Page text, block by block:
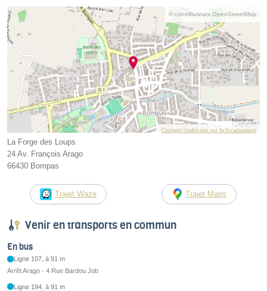
© contributeurs OpenStreetMap
Corriger l’adresse ou la localisation
La Forge des Loups
24 Av. François Arago
66430 Bompas
Trajet Waze Trajet Maps
Venir en transports en commun
En bus
Ligne 107, à 91 m
Arrêt Arago - 4 Rue Bardou Job
Ligne 194, à 91 m